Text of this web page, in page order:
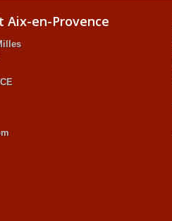
Aix-en-Provence